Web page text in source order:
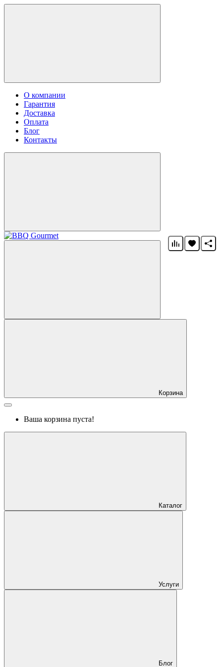
О компании
Гарантия
Доставка
Оплата
Блог
Контакты
Корзина
Ваша корзина пуста!
Каталог
Услуги
Блог